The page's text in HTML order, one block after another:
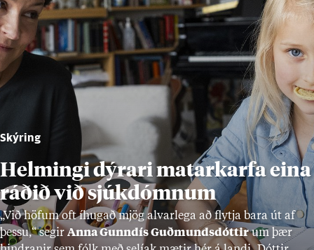
Skýring
Helmingi dýrari matarkarfa eina
ráðið við sjúkdómnum
„Við höf­um oft íhug­að mjög al­var­lega að flytja bara út af
þessu,“ seg­ir Anna Gunn­dís Guð­munds­dótt­irum þær